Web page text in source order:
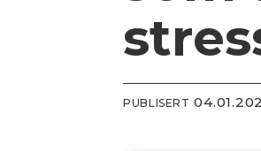
PUBLISERT